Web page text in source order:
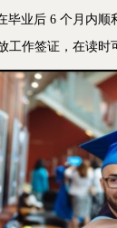
毕业后 6 个月内顺
工作签证，在读时